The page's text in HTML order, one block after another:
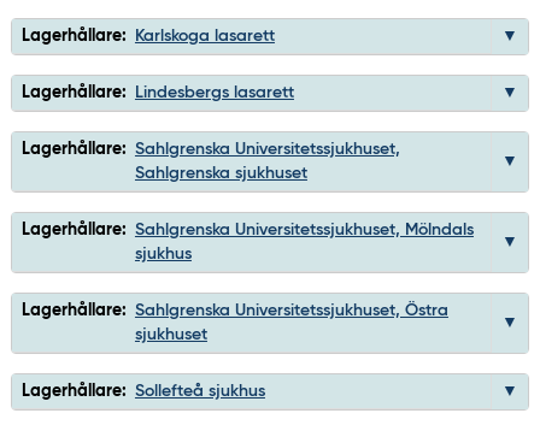
Lagerhållare: Karlskoga lasarett
Lagerhållare: Lindesbergs lasarett
Lagerhållare: Sahlgrenska Universitetssjukhuset,
Sahlgrenska sjukhuset
Lagerhållare: Sahlgrenska Universitetssjukhuset, Mölndals
sjukhus
Lagerhållare: Sahlgrenska Universitetssjukhuset, Östra
sjukhuset
Lagerhållare: Sollefteå sjukhus